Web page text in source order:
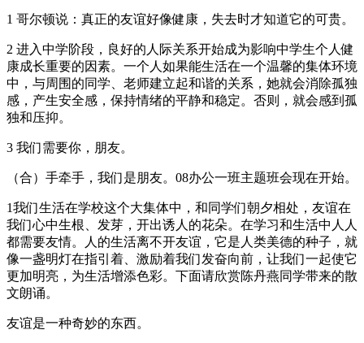
1 哥尔顿说：真正的友谊好像健康，失去时才知道它的可贵。
2 进入中学阶段，良好的人际关系开始成为影响中学生个人健
康成长重要的因素。一个人如果能生活在一个温馨的集体环境
中，与周围的同学、老师建立起和谐的关系，她就会消除孤独
感，产生安全感，保持情绪的平静和稳定。否则，就会感到孤
独和压抑。
3 我们需要你，朋友。
（合）手牵手，我们是朋友。08办公一班主题班会现在开始。
1我们生活在学校这个大集体中，和同学们朝夕相处，友谊在
我们心中生根、发芽，开出诱人的花朵。在学习和生活中人人
都需要友情。人的生活离不开友谊，它是人类美德的种子，就
像一盏明灯在指引着、激励着我们发奋向前，让我们一起使它
更加明亮，为生活增添色彩。下面请欣赏陈丹燕同学带来的散
文朗诵。
友谊是一种奇妙的东西。